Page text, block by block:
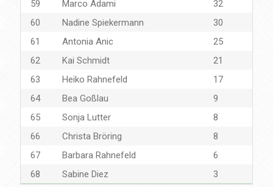
59
Marco Adami
32
60
Nadine Spiekermann
30
61
Antonia Anic
25
62
Kai Schmidt
21
63
Heiko Rahnefeld
17
64
Bea Goßlau
9
65
Sonja Lutter
8
66
Christa Bröring
8
67
Barbara Rahnefeld
6
68
Sabine Diez 3